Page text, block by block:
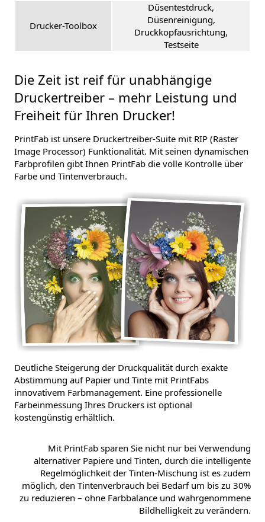
Drucker-Toolbox
Düsentestdruck,
Düsenreinigung,
Druckkopfausrichtung,
Testseite
Die Zeit ist reif für unabhängige
Druckertreiber – mehr Leistung und
Freiheit für Ihren Drucker!
PrintFab ist unsere Druckertreiber-Suite mit RIP (Raster
Image Processor) Funktionalität. Mit seinen dynamischen
Farbprofilen gibt Ihnen PrintFab die volle Kontrolle über
Farbe und Tintenverbrauch.
Deutliche Steigerung der Druckqualität durch exakte
Abstimmung auf Papier und Tinte mit PrintFabs
innovativem Farbmanagement. Eine professionelle
Farbeinmessung Ihres Druckers ist optional
kostengünstig erhältlich.
Mit PrintFab sparen Sie nicht nur bei Verwendung
alternativer Papiere und Tinten, durch die intelligente
Regelmöglichkeit der Tinten-Mischung ist es zudem
möglich, den Tintenverbrauch bei Bedarf um bis zu 30%
zu reduzieren – ohne Farbbalance und wahrgenommene
Bildhelligkeit zu verändern.